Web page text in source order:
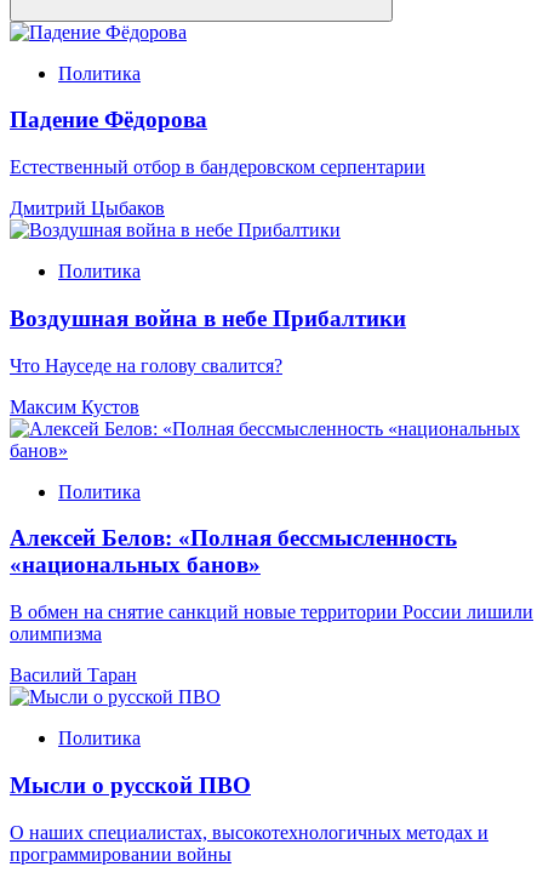
Политика
Падение Фёдорова
Естественный отбор в бандеровском серпентарии
Дмитрий Цыбаков
Политика
Воздушная война в небе Прибалтики
Что Науседе на голову свалится?
Максим Кустов
Политика
Алексей Белов: «Полная бессмысленность
«национальных банов»
В обмен на снятие санкций новые территории России лишили
олимпизма
Василий Таран
Политика
Мысли о русской ПВО
О наших специалистах, высокотехнологичных методах и
программировании войны